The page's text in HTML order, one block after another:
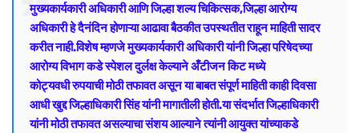
मुख्यकार्यकारी अधिकारी आणि जिल्हा शल्य चिकित्सक,जिल्हा आरोग्य
अधिकारी हे दैनंदिन होणाऱ्या आढावा बैठकीत उपस्थतीत राहून माहिती सादर
करीत नाही.विशेष म्हणजे मुख्यकार्यकारी अधिकारी यांनी जिल्हा परिषेदच्या
आरोग्य विभाग कडे स्पेशल दुर्लक्ष केल्याने अँटीजन किट मध्ये
कोट्यवधीरुपयाची मोठी तफावतअसून या बाबत संपूर्ण माहिती काही दिवसा
आधी खुद्द जिल्हाधिकारी सिंह यांनी मागातीली होती.या संदर्भात जिल्हाधिकारी
यांनीमोठी तफावत असल्याचासंशयआल्याने त्यांनीआयुक्त यांच्याकडे